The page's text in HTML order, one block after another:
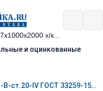
и оцинкованные
Фланец воротниковый 300-63-11-1-B-ст.20-IV ГОСТ 33259-15 полная мех.обработка